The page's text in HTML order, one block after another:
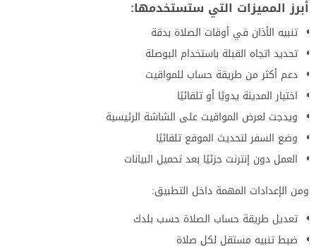
أبرز المميزات التي ستستخدمها:
تنبيه الأذان في أوقات الصلاة بدقة
تحديد اتجاه القبلة باستخدام البوصلة
دعم أكثر من طريقة حساب للمواقيت
اختيار المدينة يدويًا أو تلقائيًا
ويدجت لعرض المواقيت على الشاشة الرئيسية
وضع السفر لتحديث الموقع تلقائيًا
العمل دون إنترنت جزئيًا بعد تحميل البيانات
ومن الإعدادات المهمة داخل التطبيق:
تعديل طريقة حساب الصلاة حسب بلدك
ضبط تنبيه مستقل لكل صلاة